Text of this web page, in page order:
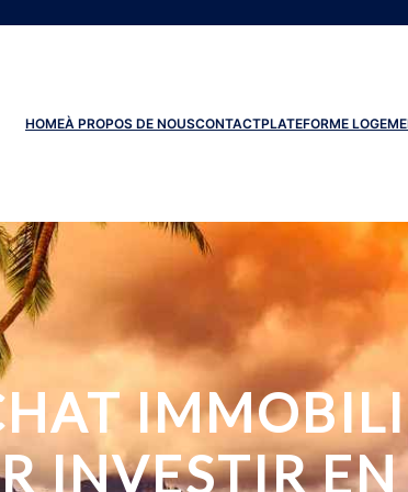
HOMEÀ PROPOS DE NOUSCONTACTPLATEFORME
INVESTIR